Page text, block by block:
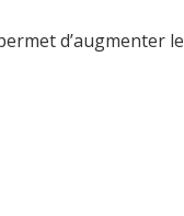
d’augmenter